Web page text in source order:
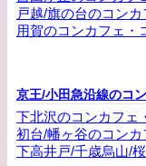
戸越/旗の台のコン
用賀のコンカフェ・
京王/小田急沿線のコ
下北沢のコンカフェ
初台/幡ヶ谷のコン
下高井戸/千歳烏山/